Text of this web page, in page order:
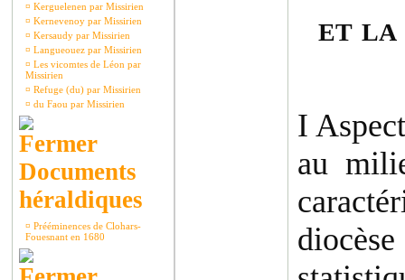
¤ Kerguelenen par Missirien
¤ Kernevenoy par Missirien
¤ Kersaudy par Missirien
¤ Langueouez par Missirien
¤ Les vicomtes de Léon par
Missirien
¤ Refuge (du) par Missirien
¤ du Faou par Missirien
Documents
héraldiques
¤ Prééminences de Clohars-
Fouesnant en 1680
et la
I
au